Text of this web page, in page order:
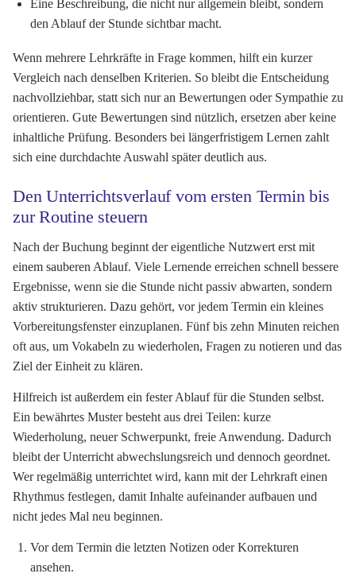
Eine Beschreibung, die nicht nur allgemein bleibt, sondern
den Ablauf der Stunde sichtbar macht.
Wenn mehrere Lehrkräfte in Frage kommen, hilft ein kurzer
Vergleich nach denselben Kriterien. So bleibt die Entscheidung
nachvollziehbar, statt sich nur an Bewertungen oder Sympathie zu
orientieren. Gute Bewertungen sind nützlich, ersetzen aber keine
inhaltliche Prüfung. Besonders bei längerfristigem Lernen zahlt
sich eine durchdachte Auswahl später deutlich aus.
Den Unterrichtsverlauf vom ersten Termin bis
zur Routine steuern
Nach der Buchung beginnt der eigentliche Nutzwert erst mit
einem sauberen Ablauf. Viele Lernende erreichen schnell bessere
Ergebnisse, wenn sie die Stunde nicht passiv abwarten, sondern
aktiv strukturieren. Dazu gehört, vor jedem Termin ein kleines
Vorbereitungsfenster einzuplanen. Fünf bis zehn Minuten reichen
oft aus, um Vokabeln zu wiederholen, Fragen zu notieren und das
Ziel der Einheit zu klären.
Hilfreich ist außerdem ein fester Ablauf für die Stunden selbst.
Ein bewährtes Muster besteht aus drei Teilen: kurze
Wiederholung, neuer Schwerpunkt, freie Anwendung. Dadurch
bleibt der Unterricht abwechslungsreich und dennoch geordnet.
Wer regelmäßig unterrichtet wird, kann mit der Lehrkraft einen
Rhythmus festlegen, damit Inhalte aufeinander aufbauen und
nicht jedes Mal neu beginnen.
Vor dem Termin die letzten Notizen oder Korrekturen
ansehen.